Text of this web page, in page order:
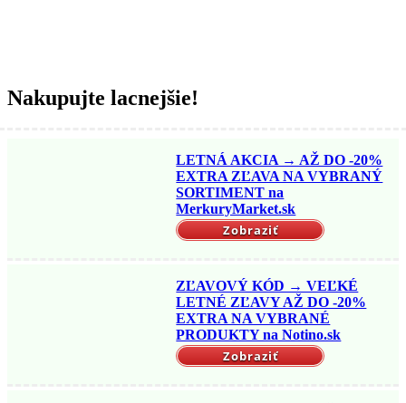
Nakupujte lacnejšie!
LETNÁ AKCIA → AŽ DO -20%
EXTRA ZĽAVA NA VYBRANÝ
SORTIMENT na
MerkuryMarket.sk
Zobraziť
ZĽAVOVÝ KÓD → VEĽKÉ
LETNÉ ZĽAVY AŽ DO -20%
EXTRA NA VYBRANÉ
PRODUKTY na Notino.sk
Zobraziť